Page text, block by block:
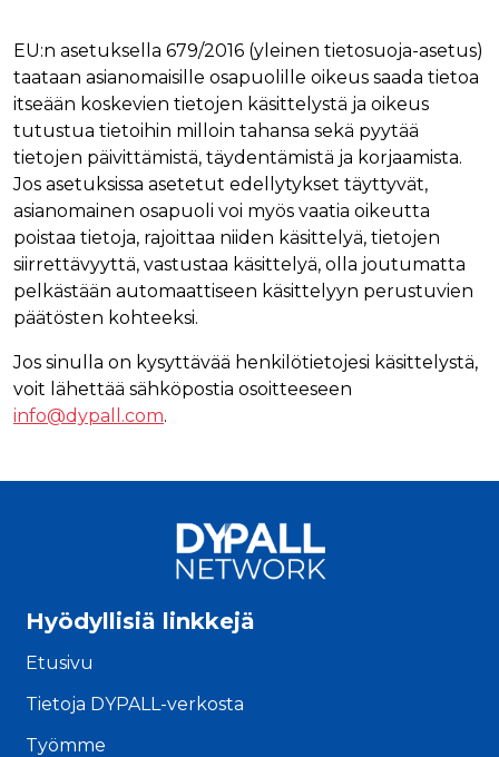
EU:n asetuksella 679/2016 (yleinen tietosuoja-asetus)
taataan asianomaisille osapuolille oikeus saada tietoa
itseään koskevien tietojen käsittelystä ja oikeus
tutustua tietoihin milloin tahansa sekä pyytää
tietojen päivittämistä, täydentämistä ja korjaamista.
Jos asetuksissa asetetut edellytykset täyttyvät,
asianomainen osapuoli voi myös vaatia oikeutta
poistaa tietoja, rajoittaa niiden käsittelyä, tietojen
siirrettävyyttä, vastustaa käsittelyä, olla joutumatta
pelkästään automaattiseen käsittelyyn perustuvien
päätösten kohteeksi.
Jos sinulla on kysyttävää henkilötietojesi käsittelystä,
voit lähettää sähköpostia osoitteeseen
info@dypall.com.
Hyödyllisiä linkkejä
Etusivu
Tietoja DYPALL-verkosta
Työmme